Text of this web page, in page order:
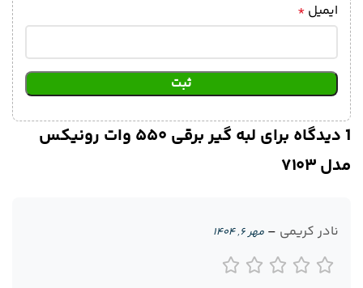
1 دیدگاه برای
لبه گیر برقی ۵۵۰ وات رونیکس
مدل ۷۱۰۳
نادر کریمی – مهر ۶, ۱۴۰۴
ایمیل *